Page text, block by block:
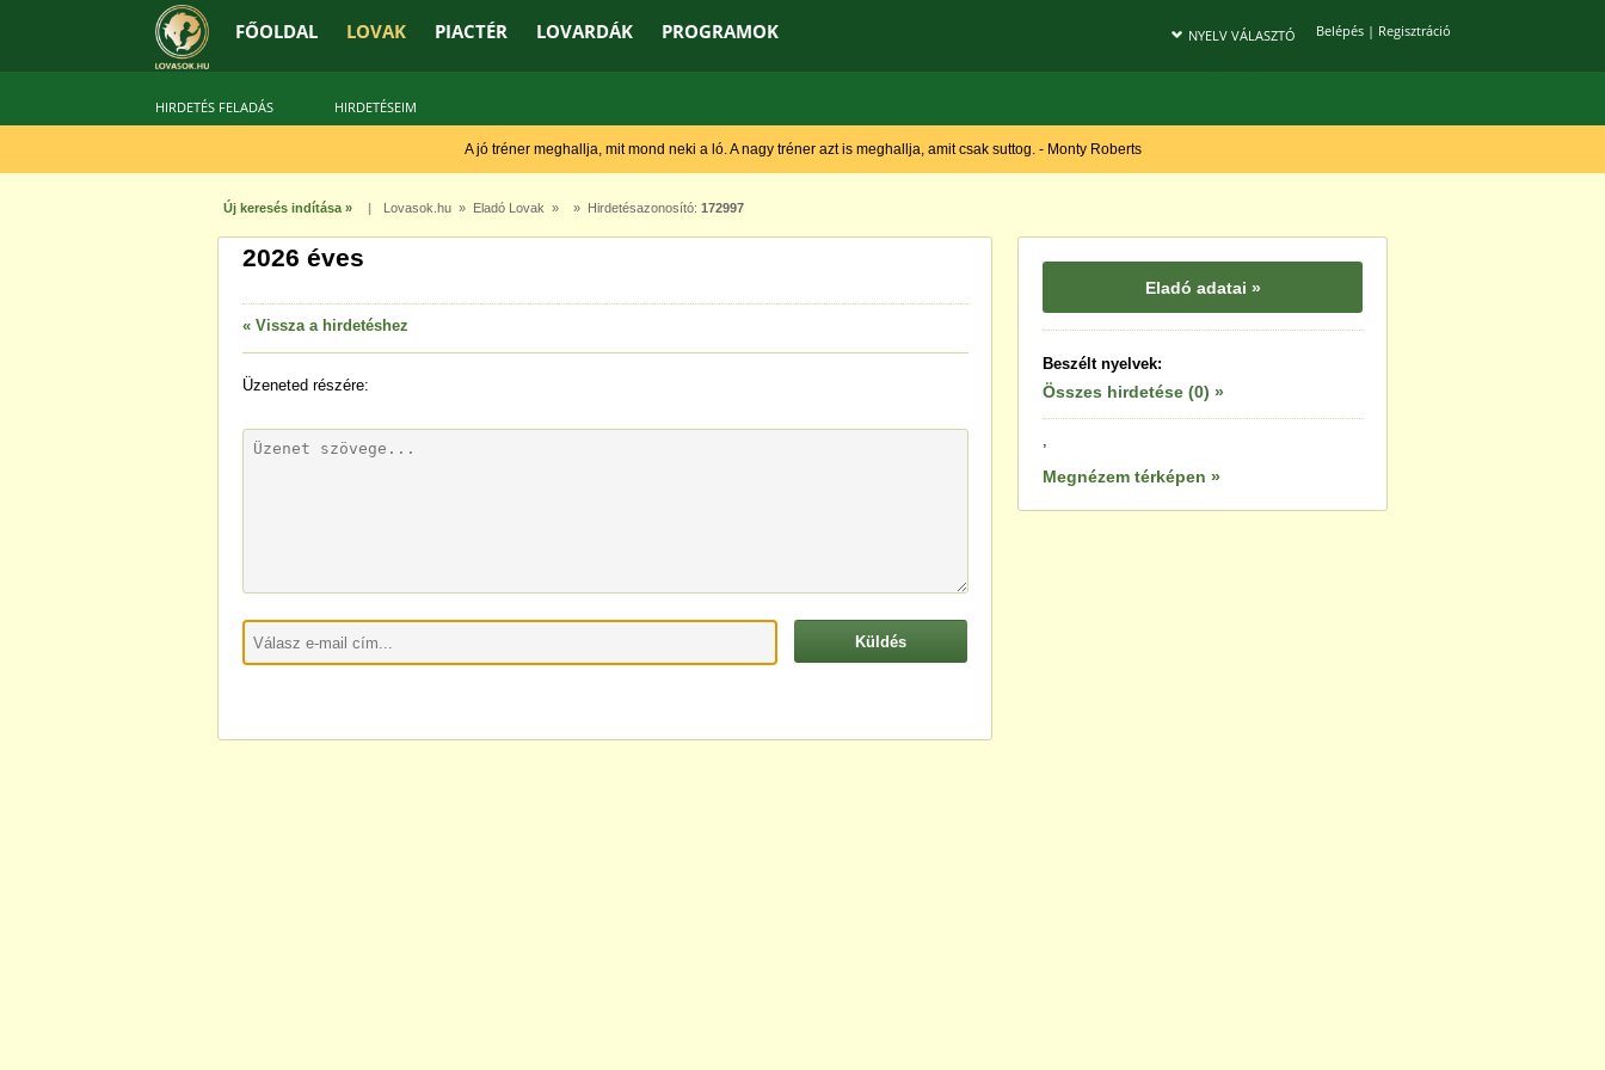
FŐOLDAL LOVAK PIACTÉR LOVARDÁK PROGRAMOK Belépés| Regisztráció
NYELV VÁLASZTÓ
HIRDETÉS FELADÁS HIRDETÉSEIM
A jó tréner meghallja, mit mond neki a ló. A nagy tréner azt is meghallja, amit csak suttog. - Monty Roberts
Új keresés indítása » | Lovasok.hu » Eladó Lovak » » Hirdetésazonosító: 172997
2026 éves
« Vissza a hirdetéshez
Üzeneted részére:
Eladó adatai »
Beszélt nyelvek:
Összes hirdetése (0) »
,
Megnézem térképen »